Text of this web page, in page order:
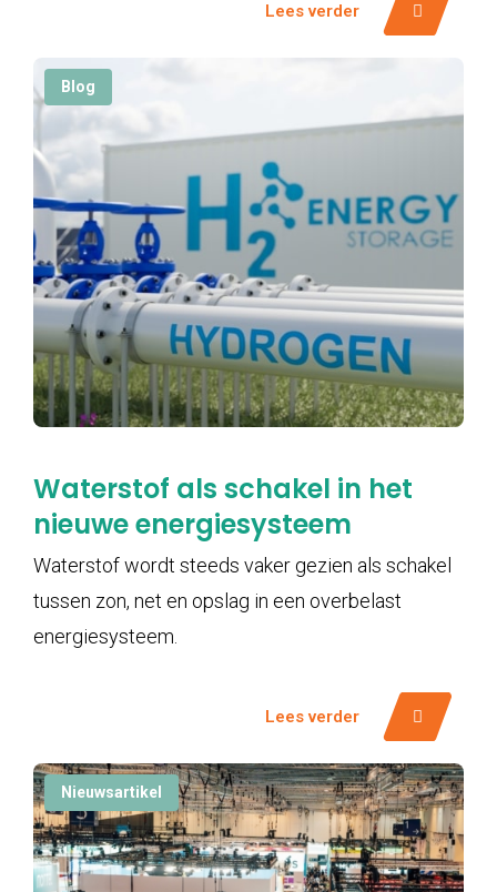
Lees verder
Blog
Waterstof als schakel in het
nieuwe energiesysteem
Waterstof wordt steeds vaker gezien als schakel
tussen zon, net en opslag in een overbelast
energiesysteem.
Lees verder
Nieuwsartikel